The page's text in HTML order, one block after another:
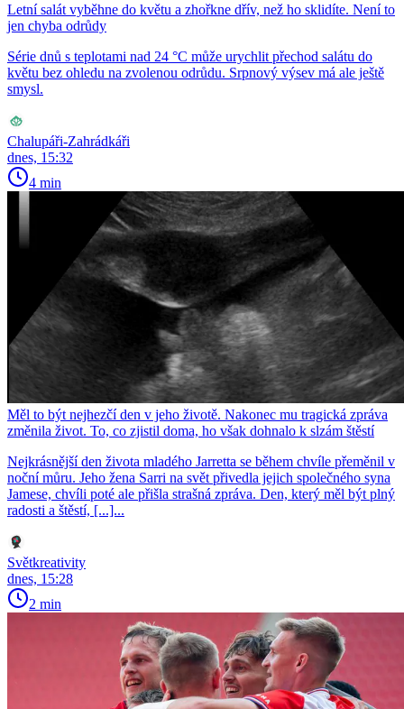
Letní salát vyběhne do květu a zhořkne dřív, než ho sklidíte. Není to
jen chyba odrůdy
Série dnů s teplotami nad 24 °C může urychlit přechod salátu do
květu bez ohledu na zvolenou odrůdu. Srpnový výsev má ale ještě
smysl.
Chalupáři-Zahrádkáři
dnes, 15:32
4 min
Měl to být nejhezčí den v jeho životě. Nakonec mu tragická zpráva
změnila život. To, co zjistil doma, ho však dohnalo k slzám štěstí
Nejkrásnější den života mladého Jarretta se během chvíle přeměnil v
noční můru. Jeho žena Sarri na svět přivedla jejich společného syna
Jamese, chvíli poté ale přišla strašná zpráva. Den, který měl být plný
radosti a štěstí, [...]...
Světkreativity
dnes, 15:28
2 min